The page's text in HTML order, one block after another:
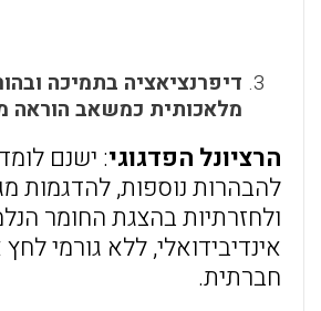
דיפרנציאציה בתמיכה
מלאכותית כמשאב הוראה
הרציונל הפדגוגי: ישנם
להבהרות נוספות, להדגמות
ולחזרתיות בהצגת החומר
אינדיבידואלי, ללא גורמי
חברתית.